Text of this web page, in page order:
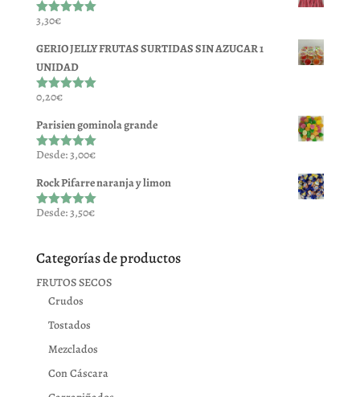
Valorado
5
3,30€
GERIO JELLY FRUTAS SURTIDAS SIN AZUCAR 1
UNIDAD
Valorado
5
0,20€
Parisien gominola grande
Valorado
5
Desde:3,00€
Rock Pifarre naranja y limon
Valorado
Desde:3,50€
Categorías de productos
FRUTOS SECOS
Crudos
Tostados
Mezclados
Con Cáscara